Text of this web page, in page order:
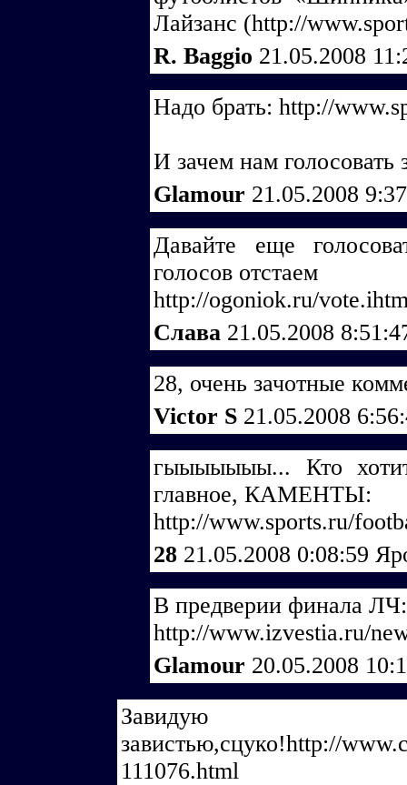
Лайзанс (http://
R. Baggio 21.05.2008
Надо брать: http://
И зачем нам голосовать
Glamour 21.05.2008
Давайте еще
голосов отстаем
http://ogoniok.ru/
Слава 21.05.2008
28, очень зачотные
Victor S 21.05.2008
гыыыыыыы... Кто
главное, КАМЕНТЫ:
http://www.sports.ru/
28 21.05.2008 0:08:59
В предверии финала ЛЧ:
http://www.izvestia.ru/
Glamour 20.05.2008
завистью,сцуко!http://
111076.html